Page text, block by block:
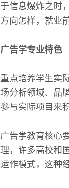
于信息爆炸之时
方向怎样，就业
广告学专业特色
重点培养学生实
场分析领域、品
参与实际项目来
广告学教育核心
理，许多高校和
运作模式，这种